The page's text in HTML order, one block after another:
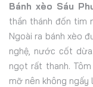
Bánh xèo Sáu
thần thánh đốn tim
Ngoài ra bánh xèo
nghệ, nước cốt
ngọt rất thanh.
mỡ nên không ngấy